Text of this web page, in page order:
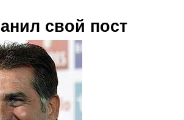
свой пост